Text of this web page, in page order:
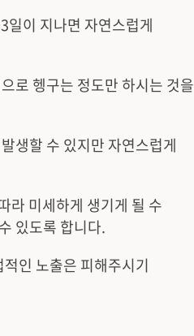
일이 지나면 자연스럽게
로 헹구는 정도만 하시는 것을
생할 수 있지만 자연스럽게
라 미세하게 생기게 될 수
있도록 합니다.
인 노출은 피해주시기